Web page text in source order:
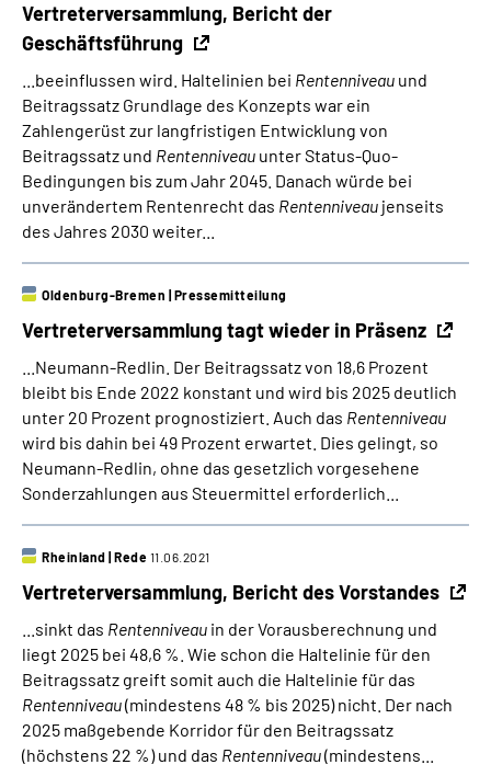
Vertreterversammlung, Bericht der
Geschäftsführung
...beeinflussen wird. Haltelinien bei Rentenniveau und
Beitragssatz Grundlage des Konzepts war ein
Zahlengerüst zur langfristigen Entwicklung von
Beitragssatz und Rentenniveau unter Status-Quo-
Bedingungen bis zum Jahr 2045. Danach würde bei
unverändertem Rentenrecht das Rentenniveau jenseits
des Jahres 2030 weiter...
Vertreterversammlung tagt wieder in Präsenz
Oldenburg-Bremen Pressemitteilung
...Neumann-Redlin. Der Beitragssatz von 18,6 Prozent
bleibt bis Ende 2022 konstant und wird bis 2025 deutlich
unter 20 Prozent prognostiziert. Auch das Rentenniveau
wird bis dahin bei 49 Prozent erwartet. Dies gelingt, so
Neumann-Redlin, ohne das gesetzlich vorgesehene
Sonderzahlungen aus Steuermittel erforderlich...
Vertreterversammlung, Bericht des Vorstandes
Rheinland Rede 11.06.2021
...sinkt das Rentenniveau in der Vorausberechnung und
liegt 2025 bei 48,6 %. Wie schon die Haltelinie für den
Beitragssatz greift somit auch die Haltelinie für das
Rentenniveau(mindestens 48 % bis 2025) nicht. Der nach
2025 maßgebende Korridor für den Beitragssatz
(höchstens 22 %) und das Rentenniveau(mindestens...